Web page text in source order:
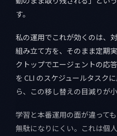
す。
私の運用でこれが効くのは、
組み立て方を、そのまま定期
クトップでエージェントの応
を CLI のスケジュールタスク
ら、この移し替えの目減りが
学習と本番運用の面が違って
無駄になりにくい。これは個